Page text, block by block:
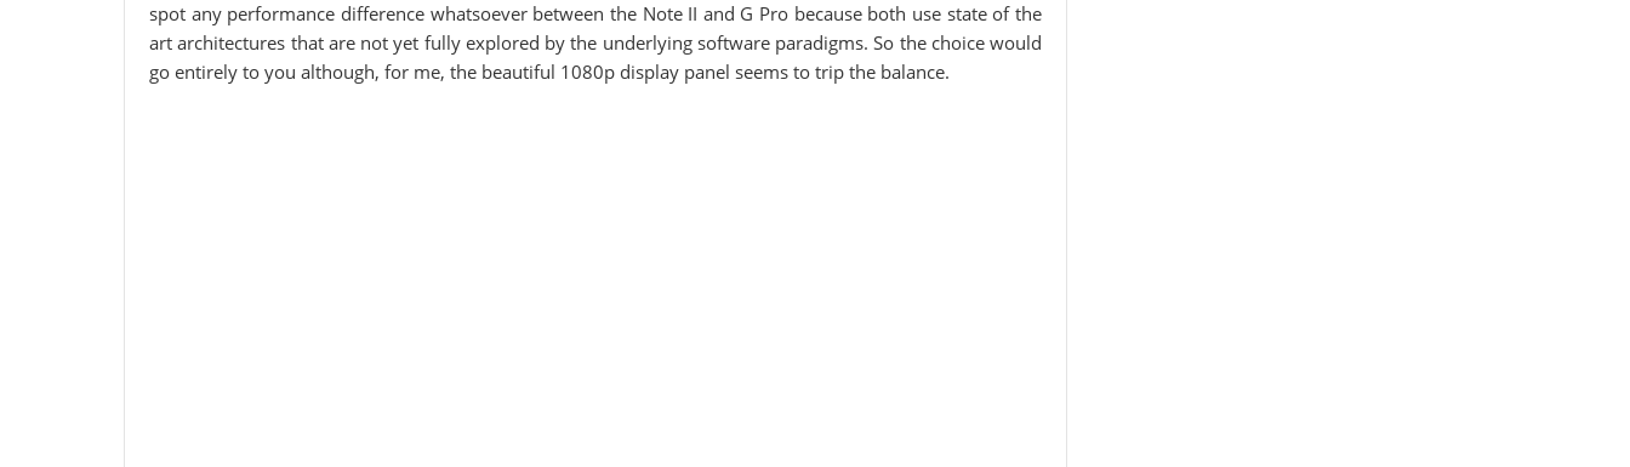
spot any performance difference whatsoever between the Note II and G Pro because both use state of the
art architectures that are not yet fully explored by the underlying software paradigms. So the choice would
go entirely to you although, for me, the beautiful 1080p display panel seems to trip the balance.